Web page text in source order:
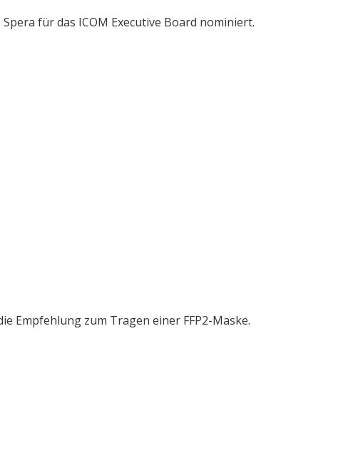
für das ICOM Executive Board nominiert.
Empfehlung zum Tragen einer FFP2-Maske.